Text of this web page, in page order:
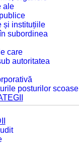
ale
și instituțiile
subordinea
care
autoritatea
posturilor